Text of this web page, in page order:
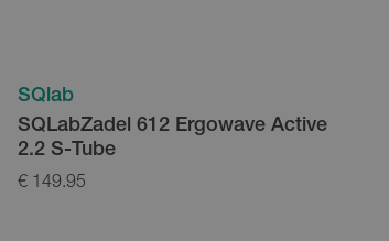
SQlab
SQLabZadel 612 Ergowave Active
2.2 S-Tube
€ 149.95